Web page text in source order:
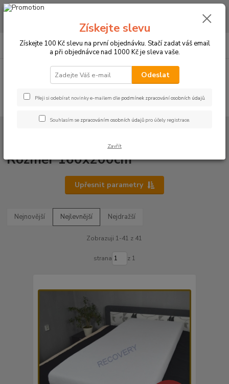
CHCETE NAKOUPIT VĚTŠÍ MNOŽSTVÍ NAŠICH PRODUKTŮ ZA LEPŠÍ
CZK
Hledat
+420 773 794 023
Pondělí-pátek 9-16 hodin
0
Rozměr 160x200cm
Upřesnit parametry
Nejnovější Nejlevnější Nejdražší
Zobrazuji 1-41 z 41
strana z 1
Získejte slevu
Získejte 100 Kč slevu na první objednávku. Stačí zadat váš email
a při objednávce nad 1000 Kč je sleva vaše.
Odeslat
Přeji si odebírat novinky e-mailem dle podmínek zpracování osobních údajů.
Souhlasím se zpracováním osobních údajů pro účely registrace.
Zavřít